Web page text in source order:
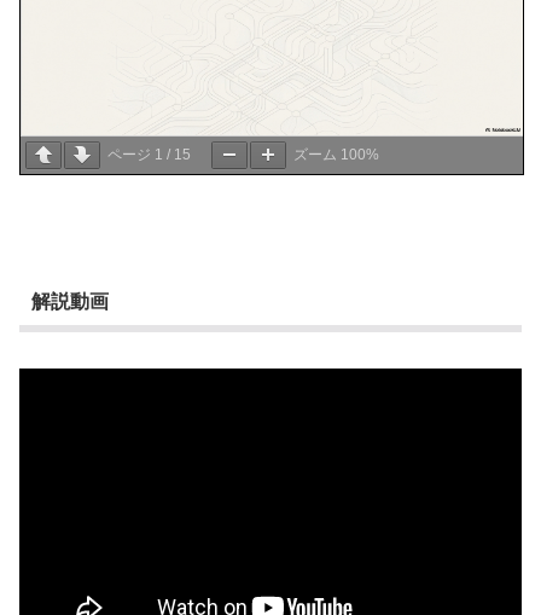
ページ 1 / 15 ズーム 100%
解説動画